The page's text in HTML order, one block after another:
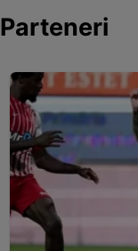
Parteneri